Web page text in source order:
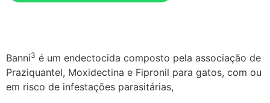
Banni3 é um endectocida composto pela associação de
Praziquantel, Moxidectina e Fipronil para gatos, com ou
em risco de infestações parasitárias,